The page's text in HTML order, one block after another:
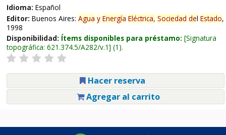
Idioma: Español
Editor: Buenos Aires: Agua y Energía Eléctrica, Sociedad del Estado,
1998
Disponibilidad: Ítems disponibles para préstamo: Signatura
topográfica: 621.374.5/A282/v.1 (1).
Hacer reserva
Agregar al carrito